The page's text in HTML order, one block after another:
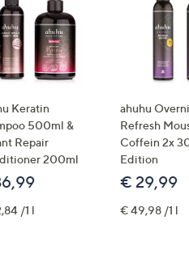
Keratin
500ml &
Repair
200ml
/1 l
ahuhu
Refresh
Coffein 2x
Edition
€ 29,99
€ 49,98 /1 l